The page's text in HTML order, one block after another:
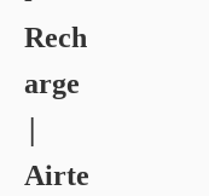
Rech
arge
|
Airte